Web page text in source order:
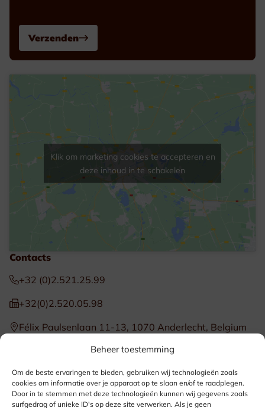
Beheer toestemming
Om de beste ervaringen te bieden, gebruiken wij technologieën zoals
cookies om informatie over je apparaat op te slaan en/of te raadplegen.
Door in te stemmen met deze technologieën kunnen wij gegevens zoals
surfgedrag of unieke ID's op deze site verwerken. Als je geen
Verzenden
Klik om marketing cookies te accepteren en
deze inhoud in te schakelen
Contacts
+32 (0)2.521.25.99
+32(0)2.520.05.98
Félix Paulsenlaan 11-13, 1070 Anderlecht, Belgium
BE 1012.969.317
Verkoop & offerte Michèle Van Bael
michele@touletvanbael.be